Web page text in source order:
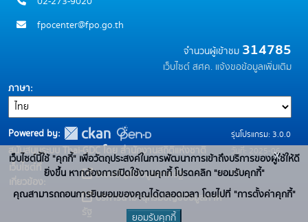
fpocenter@fpo.go.th
จำนวนผู้เข้าชม 314785
เว็บไซต์ สศค. แจ้งขอข้อมูลเพิ่มเติม
ภาษา
Powered by:
สนับสนุนระบบ Thai-GDC โดย สำนักงานสถิติแห่งชาติ
เว็บไซต์ที่
เกี่ยวข้อง:
ระบบบัญชีข้อมูลภาครัฐ
บริการนามานุกรมบัญชีข้อมูลภาค
รุ่นโปรแกรม: 3.0.0
วันที่: 2025-06-
10
เว็บไซต์นี้ใช้ "คุกกี้" เพื่อวัตถุประสงค์ในการพัฒนาการเข้าถึงบริการของผู้ใช้ให้ดี
ยิ่งขึ้น หากต้องการเปิดใช้งานคุกกี้ โปรดคลิก "ยอมรับคุกกี้"
คุณสามารถถอนการยินยอมของคุณได้ตลอดเวลา โดยไปที่ "การตั้งค่าคุกกี้"
ยอมรับคุกกี้
x